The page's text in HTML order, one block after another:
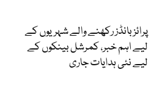
پرائز بانڈز رکھنے والے شہریوں کے
لیے اہم خبر، کمرشل بینکوں کے
لیے نئی ہدایات جاری